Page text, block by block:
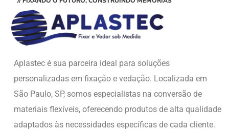
Aplastec é sua parceira ideal para soluções
personalizadas em fixação e vedação. Localizada em
São Paulo, SP, somos especialistas na conversão de
materiais flexíveis, oferecendo produtos de alta qualidade
adaptados às necessidades específicas de cada cliente.